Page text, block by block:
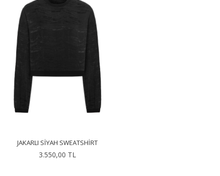
JAKARLI SIYAH SWEATSHIRT
3.550,00 TL